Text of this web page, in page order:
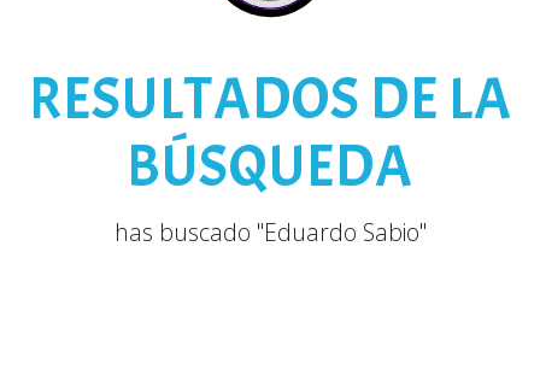
RESULTADOS DE LA
BÚSQUEDA
has buscado "Eduardo Sabio"